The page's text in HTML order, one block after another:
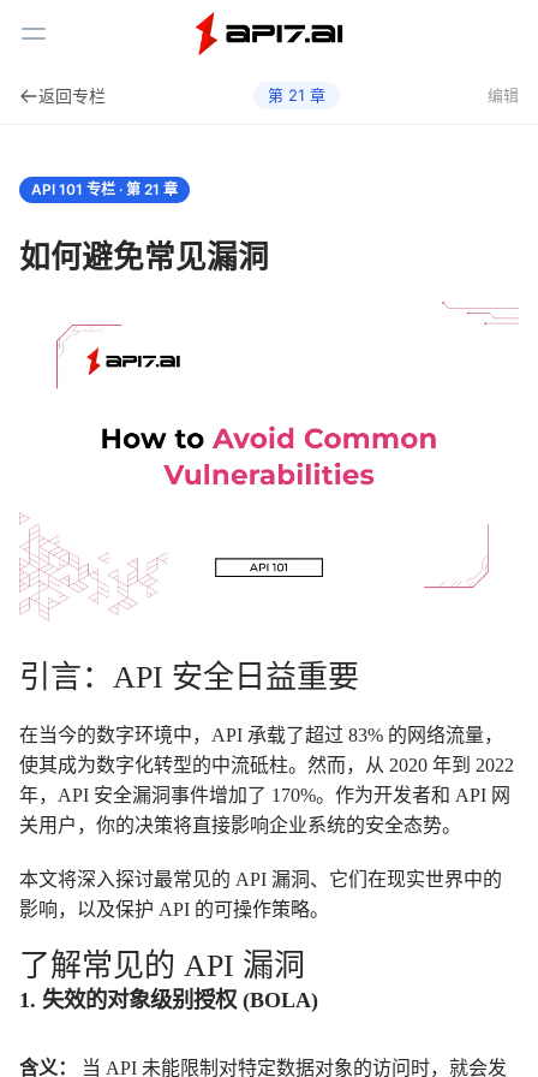
Toggle Menu
返回专栏 第 21 章 编辑
API 101 专栏 · 第 21 章
如何避免常见漏洞
引言：API 安全日益重要
在当今的数字环境中，API 承载了超过 83% 的网络流量，
使其成为数字化转型的中流砥柱。然而，从 2020 年到 2022
年，API 安全漏洞事件增加了 170%。作为开发者和 API 网
关用户，你的决策将直接影响企业系统的安全态势。
本文将深入探讨最常见的 API 漏洞、它们在现实世界中的
影响，以及保护 API 的可操作策略。
了解常见的 API 漏洞
1. 失效的对象级别授权 (BOLA)
含义： 当 API 未能限制对特定数据对象的访问时，就会发